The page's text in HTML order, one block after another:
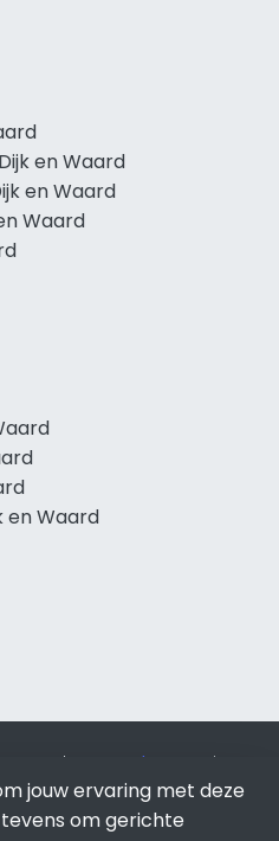
en Waard
en Waard
Waard
en Waard
SEO door SEO-bureau
Lion
bewezen resultaten?SEO
.Dijk en Waardis onderdeel
jouw ervaring met deze
om gerichte